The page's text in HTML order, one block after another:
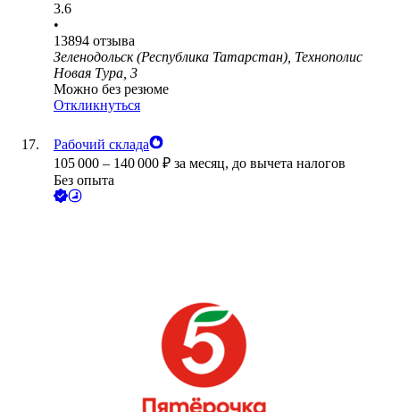
3.6
•
13894 отзыва
Зеленодольск (Республика Татарстан), Технополис
Новая Тура, 3
Можно без резюме
Откликнуться
Рабочий склада
105 000 – 140 000 ₽ за месяц, до вычета налогов
Без опыта